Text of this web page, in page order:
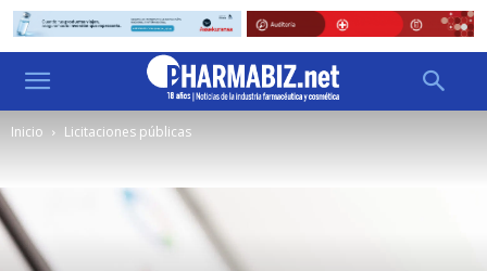
Inicio Licitaciones públicas